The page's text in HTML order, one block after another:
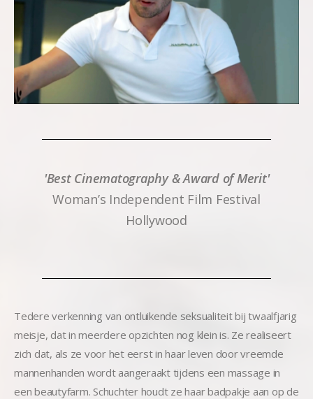
'Best Cinematography & Award of Merit'
Woman’s Independent Film Festival
Hollywood
Tedere verkenning van ontluikende seksualiteit bij twaalfjarig
meisje, dat in meerdere opzichten nog klein is. Ze realiseert
zich dat, als ze voor het eerst in haar leven door vreemde
mannenhanden wordt aangeraakt tijdens een massage in
een beautyfarm. Schuchter houdt ze haar badpakje aan op de